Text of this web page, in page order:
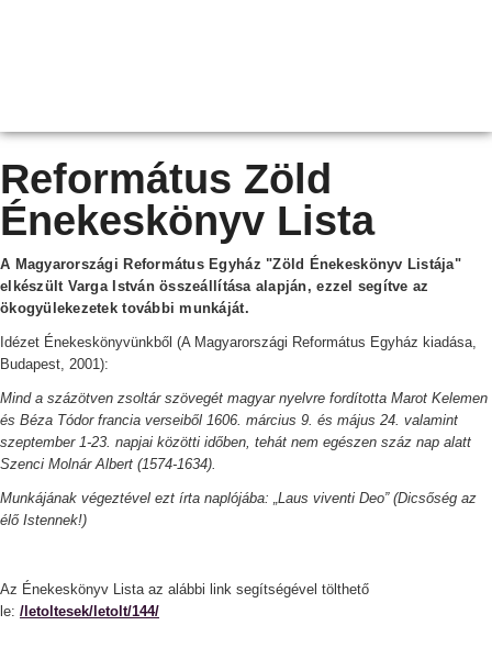
Református Zöld
Énekeskönyv Lista
A Magyarországi Református Egyház "Zöld Énekeskönyv Listája"
elkészült Varga István összeállítása alapján, ezzel segítve az
ökogyülekezetek további munkáját.
Idézet Énekeskönyvünkből (A Magyarországi Református Egyház kiadása,
Budapest, 2001):
Mind a százötven zsoltár szövegét magyar nyelvre fordította Marot Kelemen
és Béza Tódor francia verseiből 1606. március 9. és május 24. valamint
szeptember 1-23. napjai közötti időben, tehát nem egészen száz nap alatt
Szenci Molnár Albert (1574-1634).
Munkájának végeztével ezt írta naplójába: „Laus viventi Deo” (Dicsőség az
élő Istennek!)
Az Énekeskönyv Lista az alábbi link segítségével tölthető
le: /letoltesek/letolt/144/